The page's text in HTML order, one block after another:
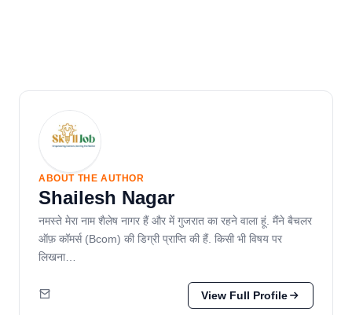
ABOUT THE AUTHOR
Shailesh Nagar
नमस्ते मेरा नाम शैलेष नागर हैं और में गुजरात का रहने वाला हूं. मैंने बैचलर
ऑफ़ कॉमर्स (Bcom) की डिग्री प्राप्ति की हैं. किसी भी विषय पर
लिखना…
View Full Profile